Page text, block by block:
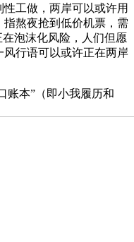
工做，两岸可以或许用
熬夜抢到低价机票，需
泡沫化风险，人们但愿
行语可以或许正在两岸
本”（即小我履历和